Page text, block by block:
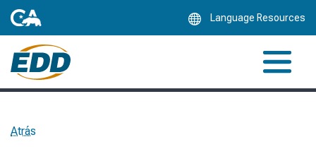
Language Resources
Atrás